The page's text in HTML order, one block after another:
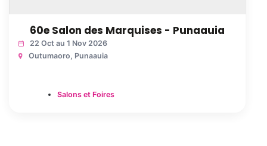
60e Salon des Marquises - Punaauia
22 Oct au 1 Nov 2026
Outumaoro, Punaauia
Salons et Foires